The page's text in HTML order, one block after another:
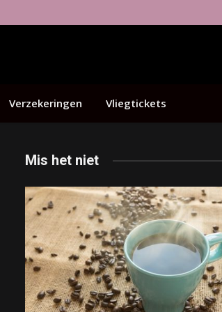
Verzekeringen Vliegtickets
Mis het niet